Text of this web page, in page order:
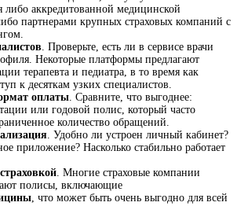
либо аккредитованной медицинской
партнерами крупных страховых компаний с
. Проверьте, есть ли в сервисе врачи
Некоторые платформы предлагают
терапевта и педиатра, в то время как
к десяткам узких специалистов.
оплаты . Сравните, что выгоднее:
или годовой полис, который часто
количество обращений.
. Удобно ли устроен личный кабинет?
приложение? Насколько стабильно работает
. Многие страховые компании
полисы, включающие
, что может быть очень выгодно для всей